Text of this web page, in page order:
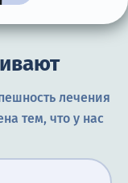
лечения
тем, что у нас